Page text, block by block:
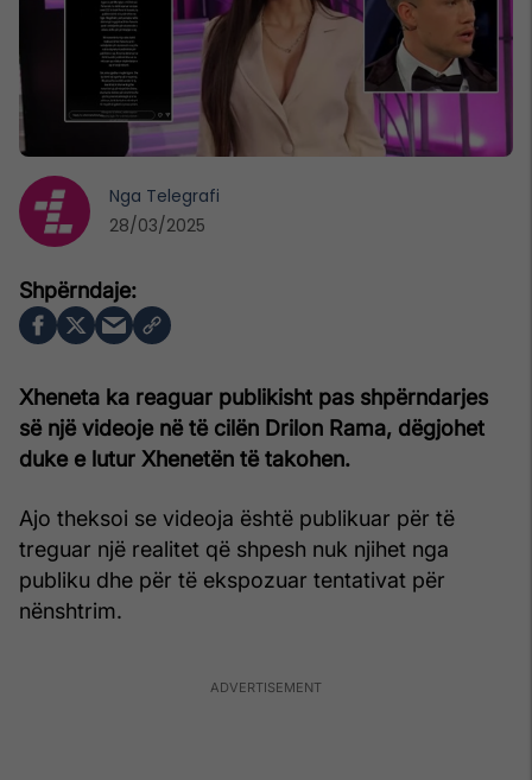
Xheneta ka reaguar publikisht pas shpërndarjes
së një videoje në të cilën Drilon Rama, dëgjohet
duke e lutur Xhenetën të takohen.
Ajo theksoi se videoja është publikuar për të
treguar një realitet që shpesh nuk njihet nga
publiku dhe për të ekspozuar tentativat për
nënshtrim.
Nga Telegrafi
28/03/2025